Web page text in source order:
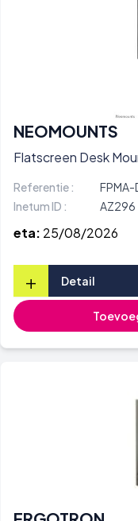
NEOMOUNTS
Flatscreen Desk
Referentie :
Inetum ID :
AZ296
eta: 25/08/2026
+ Detail